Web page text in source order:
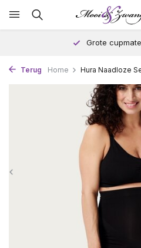
Grote
Terug Home Hura Naadloze